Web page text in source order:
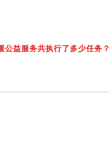
益服务共执行了多少任务？